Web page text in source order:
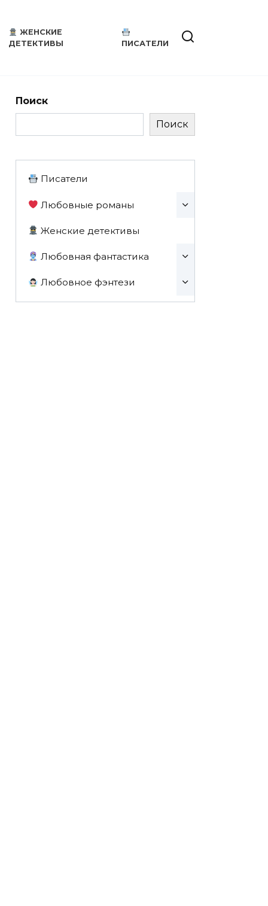
ЖЕНСКИЕ
ДЕТЕКТИВЫ
ПИСАТЕЛИ
Поиск
Поиск
Писатели
Любовные романы
Женские детективы
Любовная фантастика
Любовное фэнтези